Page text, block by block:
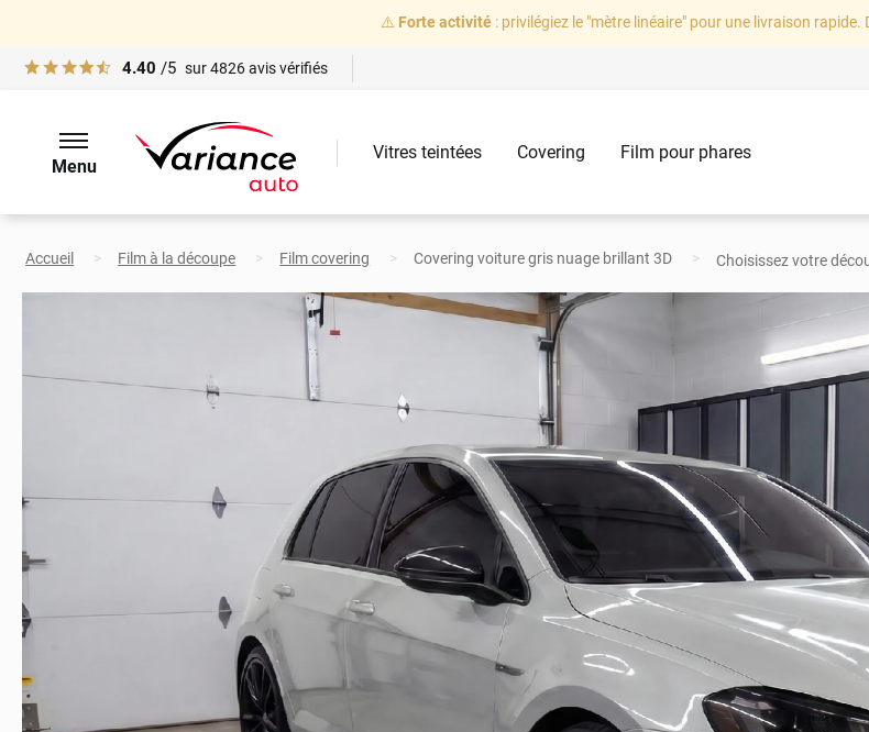
⚠️ Forte activité: privilégiez le "mètre linéaire" pour une livraison rapide.
4.40 /5 sur4826avis vérifiés
Menu
Vitres teintées Covering Film pour phares
Accueil Film à la découpe Film covering Covering voiture gris nuage brillant 3D Choisissez votre